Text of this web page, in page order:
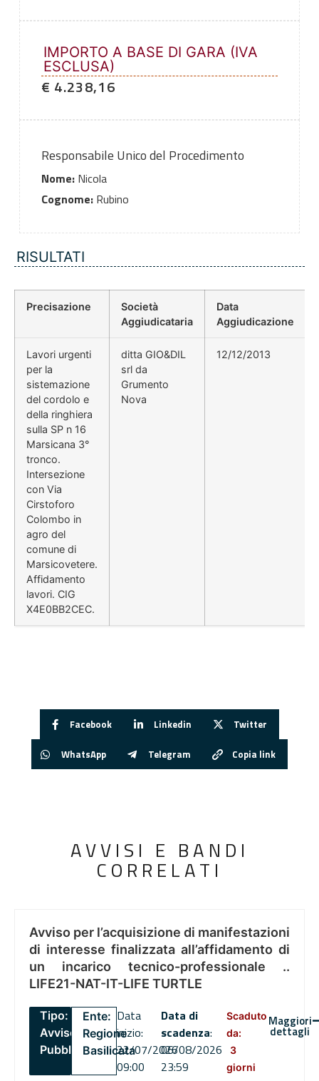
IMPORTO A BASE DI GARA (IVA
ESCLUSA)
€ 4.238,16
Responsabile Unico del Procedimento
Nome:Nicola
Cognome:Rubino
RISULTATI
Precisazione
Società
Aggiudicataria
Data
Aggiudicazione
Lavori urgenti
per la
sistemazione
del cordolo e
della ringhiera
sulla SP n 16
Marsicana 3°
tronco.
Intersezione
con Via
Cirstoforo
Colombo in
agro del
comune di
Marsicovetere.
Affidamento
lavori. CIG
X4E0BB2CEC.
ditta GIO&DIL
srl da
Grumento
Nova
12/12/2013
Facebook Linkedin Twitter
WhatsApp Telegram Copia link
AVVISI E BANDI
CORRELATI
Avviso per l’acquisizione di manifestazioni
di interesse finalizzata all’affidamento di
un incarico tecnico-professionale ..
LIFE21-NAT-IT-LIFE TURTLE
Tipo:
Avviso
Pubblico
Ente:
Regione
Basilicata
Data
inizio:
22/07/2026
09:00
Data di
scadenza:
06/08/2026
23:59
Scaduto
da:
3
giorni
Maggiori
dettagli